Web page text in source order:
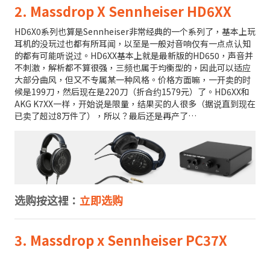
2. Massdrop X Sennheiser HD6XX
HD6X0系列也算是Sennheiser非常经典的一个系列了，基本上玩
耳机的没玩过也都有所耳闻，以至是一般对音响仅有一点点认知
的都有可能听说过。HD6XX基本上就是最新版的HD650，声音并
不刺激，解析都不算很强，三频也属于均衡型的，因此可以适应
大部分曲风，但又不专属某一种风格。价格方面嘛，一开卖的时
候是199刀，然后现在是220刀（折合约1579元）了。HD6XX和
AKG K7XX一样，开始说是限量，结果买的人很多（据说直到现在
已卖了超过8万件了），所以？最后还是再产了…
选购按这裡： 立即选购
3. Massdrop x Sennheiser PC37X